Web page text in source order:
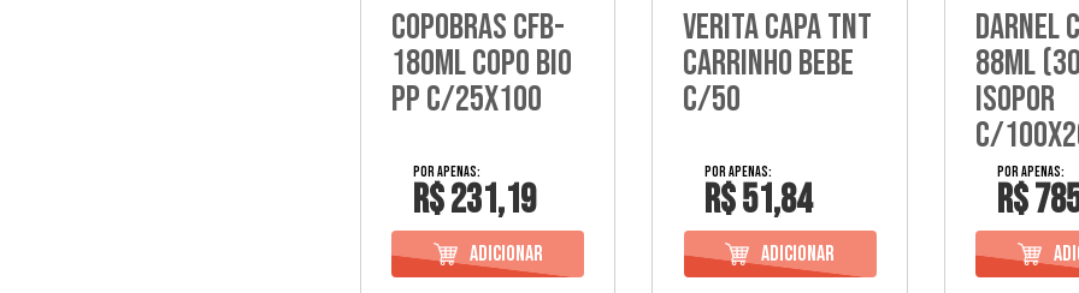
Copobras Cfb-
180Ml Copo Bio
Pp C/25X100
R$ 231,19
VERITA CAPA TNT
CARRINHO BEBE
C/50
R$ 51,84
Darnel
88Ml
Isopor
C/
R$